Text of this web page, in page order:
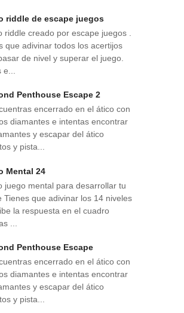
riddle de escape juegos
riddle creado por escape juegos .
que adivinar todos los acertijos
de nivel y superar el juego.
Penthouse Escape 2
encerrado en el ático con
diamantes e intentas encontrar
y escapar del ático
y pista...
Mental 24
juego mental para desarrollar tu
Tienes que adivinar los 14 niveles
la respuesta en el cuadro
...
Penthouse Escape
encerrado en el ático con
diamantes e intentas encontrar
y escapar del ático
y pista...